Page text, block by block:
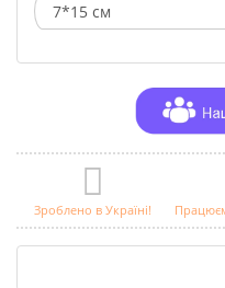
Зроблено в Україні!